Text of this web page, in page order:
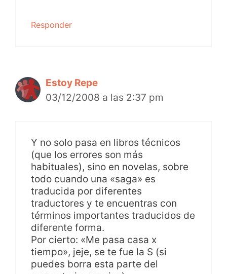
Responder
Estoy Repe
03/12/2008 a las 2:37 pm
Y no solo pasa en libros técnicos
(que los errores son más
habituales), sino en novelas, sobre
todo cuando una «saga» es
traducida por diferentes
traductores y te encuentras con
términos importantes traducidos de
diferente forma.
Por cierto: «Me pasa casa x
tiempo», jeje, se te fue la S (si
puedes borra esta parte del